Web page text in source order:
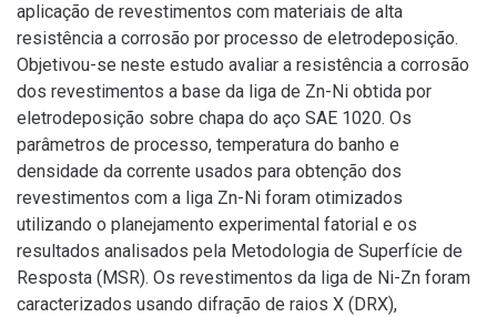
aplicação de revestimentos com materiais de alta
resistência a corrosão por processo de eletrodeposição.
Objetivou-se neste estudo avaliar a resistência a corrosão
dos revestimentos a base da liga de Zn-Ni obtida por
eletrodeposição sobre chapa do aço SAE 1020. Os
parâmetros de processo, temperatura do banho e
densidade da corrente usados para obtenção dos
revestimentos com a liga Zn-Ni foram otimizados
utilizando o planejamento experimental fatorial e os
resultados analisados pela Metodologia de Superfície de
Resposta (MSR). Os revestimentos da liga de Ni-Zn foram
caracterizados usando difração de raios X (DRX),